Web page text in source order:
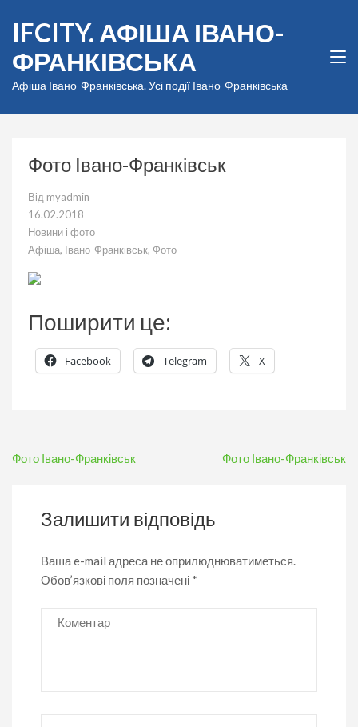
вмісту
(натисніть
Enter)
IFCITY. АФІША ІВАНО-
ФРАНКІВСЬКА
Афіша Івано-Франківська. Усі події Івано-Франківська
Фото Івано-Франківськ
Від myadmin
16.02.2018
Новини і фото
Афіша, Івано-Франківськ, Фото
Поширити це:
Facebook Telegram X
Навігація
Фото Івано-Франківськ Фото Івано-Франківськ
Залишити відповідь
Ваша e-mail адреса не оприлюднюватиметься.
Обов’язкові поля позначені *
Коментар